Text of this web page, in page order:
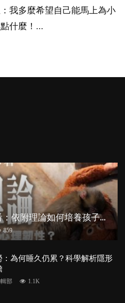
我多麼希望自己能馬上為小
什麼！...
從
小獼猴Panchi 看：依附理論如何培養孩子心理韌性？
859
：為何睡久仍累？科學解析隱形
部 1.1K